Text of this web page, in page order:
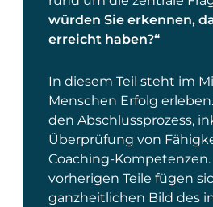
würden Sie erkennen,
erreicht haben?“
In diesem Teil steht im
Menschen Erfolg
den Abschlussprozess,
Überprüfung von
Coaching-
vorherigen Teile fügen
ganzheitlichen Bild des